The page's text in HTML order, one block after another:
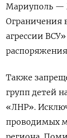
Мариуполь —
Ограничения
агрессии
Также
групп детей
«ЛНР».
проводимых